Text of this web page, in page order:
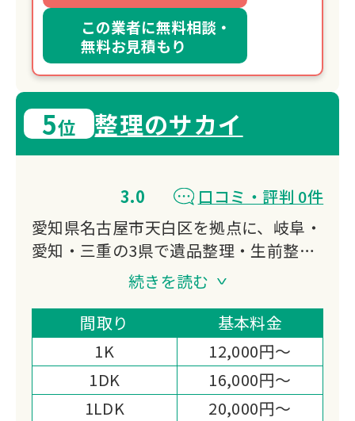
この業者に無料相談・
無料お見積もり
5位 整理のサカイ
3.0
口コミ・評判 0件
愛知県名古屋市天白区を拠点に、岐阜・
愛知・三重の3県で遺品整理・生前整
理・特殊清掃に対応する「整理のサカ
遺品整理士の資格を持つスタッフが貴重
品の捜索に責任を持ち、当日現金での高
価買取まで対応する体制が選ばれる理由
です。
続きを読む
間取り
基本料金
1K
12,000円～
1DK
16,000円～
1LDK
20,000円～